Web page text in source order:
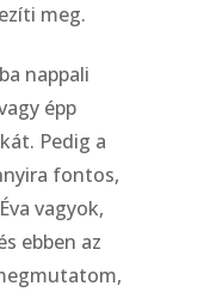
meg.
nappali
épp
Pedig a
fontos,
vagyok,
ebben az